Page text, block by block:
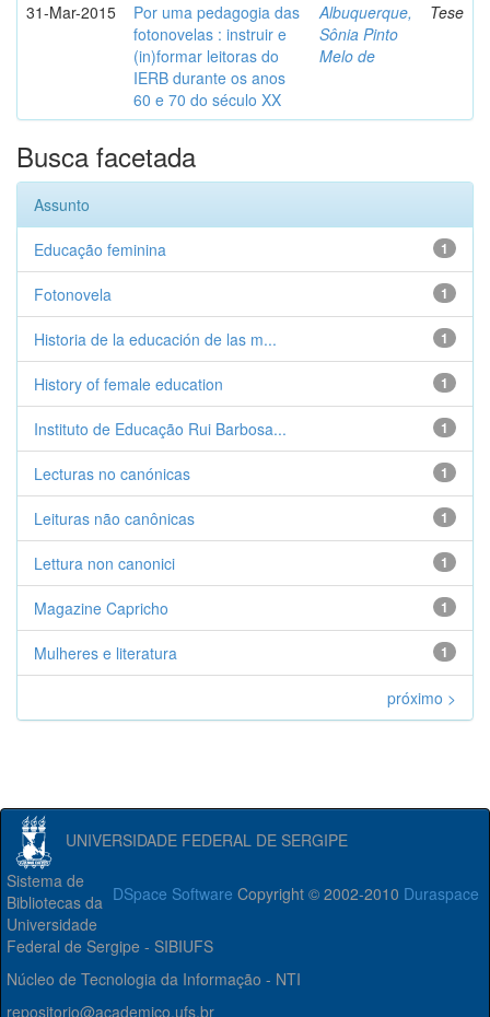
31-Mar-2015
Por uma pedagogia das
fotonovelas : instruir e
(in)formar leitoras do
IERB durante os anos
60 e 70 do século XX
Albuquerque,
Sônia Pinto
Melo de
Tese
Busca facetada
Assunto
1
Educação feminina
1
Fotonovela
1
Historia de la educación de las m...
1
History of female education
1
Instituto de Educação Rui Barbosa...
1
Lecturas no canónicas
1
Leituras não canônicas
1
Lettura non canonici
1
Magazine Capricho
1
Mulheres e literatura
próximo >
UNIVERSIDADE FEDERAL DE SERGIPE
DSpace Software Copyright © 2002-2010 Duraspace
Sistema de
Bibliotecas da
Universidade
Federal de Sergipe - SIBIUFS
Núcleo de Tecnologia da Informação - NTI
repositorio@academico.ufs.br